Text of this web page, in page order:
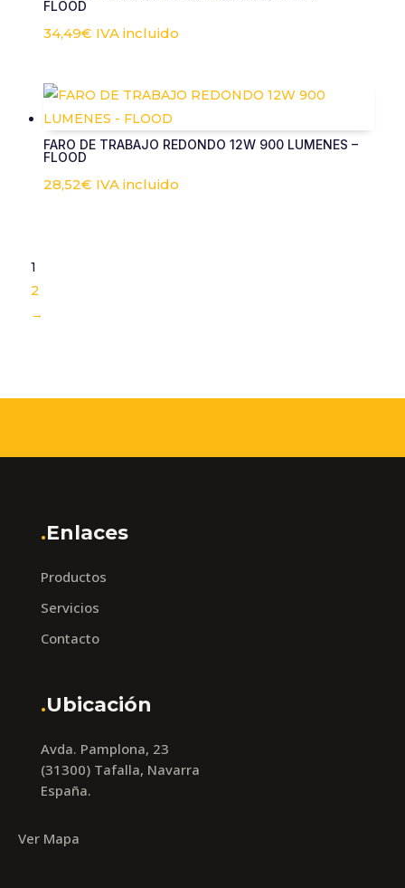
FLOOD
34,49€ IVA incluido
FARO DE TRABAJO REDONDO 12W 900 LUMENES –
FLOOD
28,52€ IVA incluido
1
2
→
.Enlaces
Productos
Servicios
Contacto
.Ubicación
Avda. Pamplona, 23
(31300) Tafalla, Navarra
España.
Ver Mapa